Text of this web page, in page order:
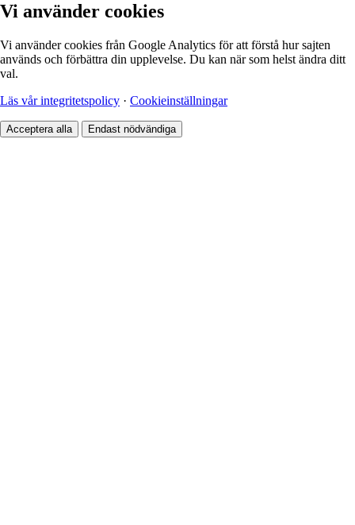
Vi använder cookies
Vi använder cookies från Google Analytics för att förstå hur sajten
används och förbättra din upplevelse. Du kan när som helst ändra ditt
val.
Läs vår integritetspolicy · Cookieinställningar
Acceptera alla Endast nödvändiga